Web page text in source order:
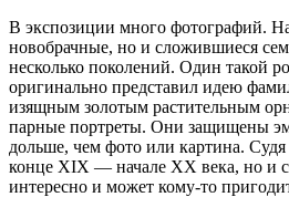
В экспозиции много фотографий.
новобрачные, но и сложившиеся
несколько поколений. Один такой
оригинально представил идею
изящным золотым растительным
парные портреты. Они защищены
дольше, чем фото или картина.
конце XIX — начале XX века, но и
интересно и может кому-то